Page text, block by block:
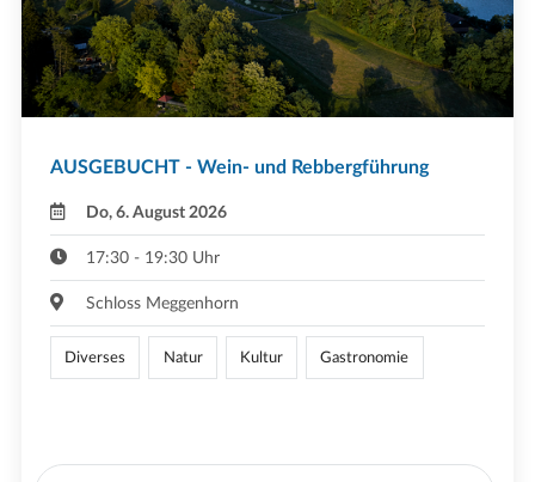
AUSGEBUCHT - Wein- und Rebbergführung
Do, 6. August 2026
17:30 - 19:30 Uhr
Schloss Meggenhorn
Diverses Natur Kultur Gastronomie